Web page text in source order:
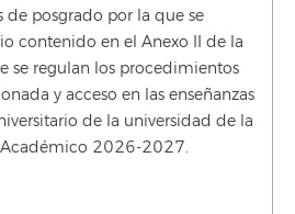
posgrado por la que se
contenido en el Anexo II de la
se regulan los procedimientos
y acceso en las enseñanzas
de la universidad de la
Académico 2026-2027.